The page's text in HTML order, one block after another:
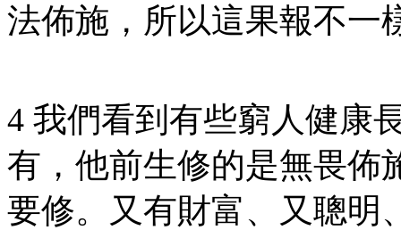
法佈施，所以這果報不一
4 我們看到有些窮人健康
有，他前生修的是無畏佈
要修。又有財富、又聰明